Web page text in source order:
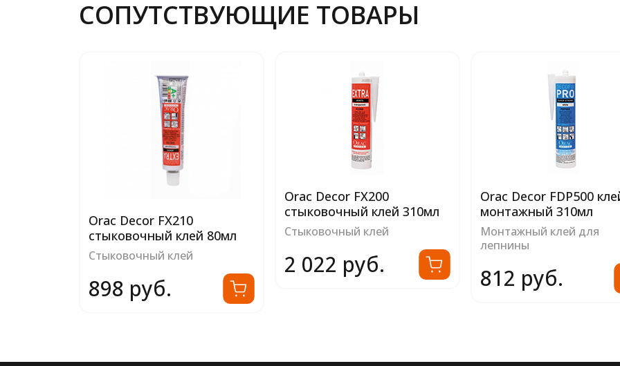
СОПУТСТВУЮЩИЕ ТОВАРЫ
Orac Decor FX210
стыковочный клей 80мл
Стыковочный клей
898 руб.
Orac Decor FX200
стыковочный клей 310мл
Стыковочный клей
2 022 руб.
Orac Decor FDP500
монтажный 310мл
Монтажный клей для
лепнины
812 руб.